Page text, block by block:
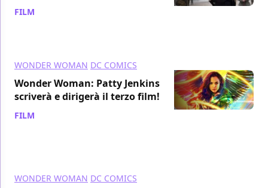
FILM
WONDER WOMAN DC COMICS
Wonder Woman: Patty Jenkins
scriverà e dirigerà il terzo film!
FILM
WONDER WOMAN DC COMICS